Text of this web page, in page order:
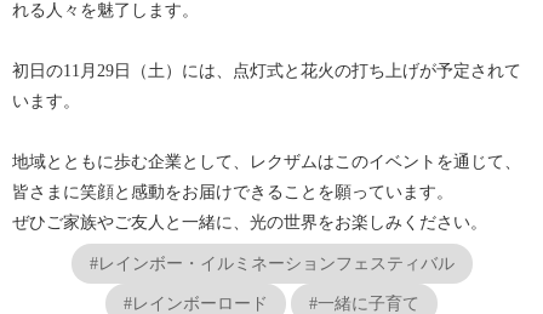
れる人々を魅了します。
初日の11月29日（土）には、点灯式と花火の打ち上げが予定されて
います。
地域とともに歩む企業として、レクザムはこのイベントを通じて、
皆さまに笑顔と感動をお届けできることを願っています。
ぜひご家族やご友人と一緒に、光の世界をお楽しみください。
#レインボー・イルミネーションフェスティバル
#レインボーロード #一緒に子育て